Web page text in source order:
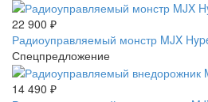
22 900 ₽
Радиоуправляемый монстр MJX
Спецпредложение
14 490 ₽